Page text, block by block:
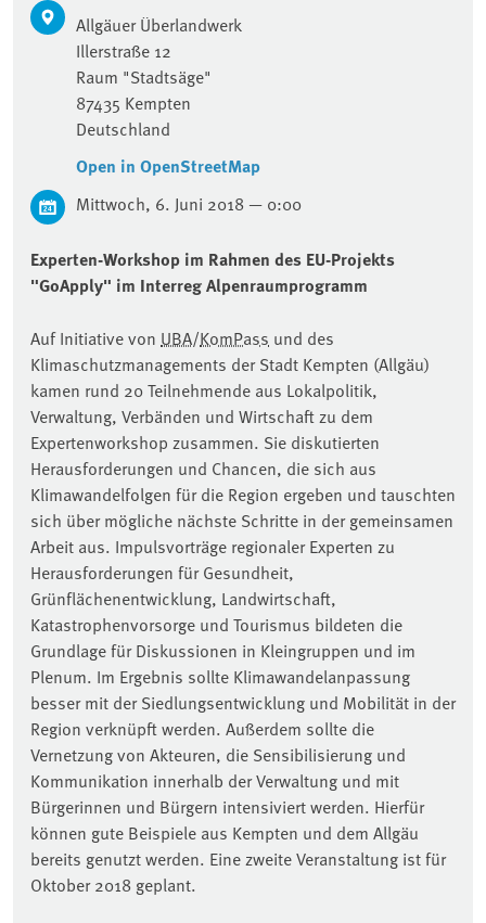
Allgäuer Überlandwerk
Illerstraße 12
Raum "Stadtsäge"
87435 Kempten
Deutschland
Open in OpenStreetMap
Mittwoch, 6. Juni 2018 — 0:00
Experten-Workshop im Rahmen des EU-Projekts
"GoApply" im Interreg Alpenraumprogramm
Auf Initiative von UBA/KomPass und des
Klimaschutzmanagements der Stadt Kempten (Allgäu)
kamen rund 20 Teilnehmende aus Lokalpolitik,
Verwaltung, Verbänden und Wirtschaft zu dem
Expertenworkshop zusammen. Sie diskutierten
Herausforderungen und Chancen, die sich aus
Klimawandelfolgen für die Region ergeben und tauschten
sich über mögliche nächste Schritte in der gemeinsamen
Arbeit aus. Impulsvorträge regionaler Experten zu
Herausforderungen für Gesundheit,
Grünflächenentwicklung, Landwirtschaft,
Katastrophenvorsorge und Tourismus bildeten die
Grundlage für Diskussionen in Kleingruppen und im
Plenum. Im Ergebnis sollte Klimawandelanpassung
besser mit der Siedlungsentwicklung und Mobilität in der
Region verknüpft werden. Außerdem sollte die
Vernetzung von Akteuren, die Sensibilisierung und
Kommunikation innerhalb der Verwaltung und mit
Bürgerinnen und Bürgern intensiviert werden. Hierfür
können gute Beispiele aus Kempten und dem Allgäu
bereits genutzt werden. Eine zweite Veranstaltung ist für
Oktober 2018 geplant.